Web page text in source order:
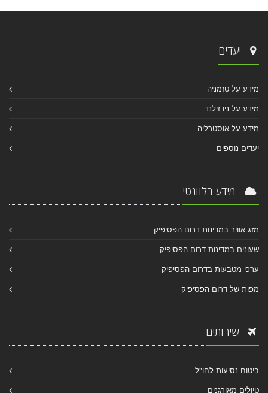
יעדים
מידע על טזמניה
מידע על ניו זילנד
מידע על אוסטרליה
יעדים נוספים
מידע רלוונטי
מזג אוויר במדינות דרום הפסיפיק
שעונים במדינות דרום הפסיפיק
ערכי מטבעות בדרום הפסיפיק
מפות של דרום הפסיפיק
שירותים
ביטוח נסיעות לחו"ל
טיולים מאורגנים